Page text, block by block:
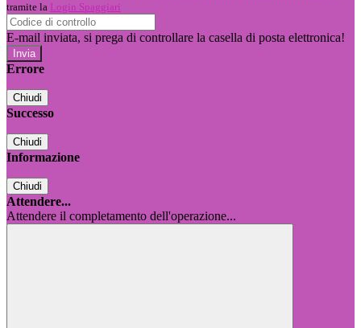
tramite la Login Spaggiari
E-mail inviata, si prega di controllare la casella di posta elettronica!
Errore
Chiudi
Successo
Chiudi
Informazione
Chiudi
Attendere...
Attendere il completamento dell'operazione...